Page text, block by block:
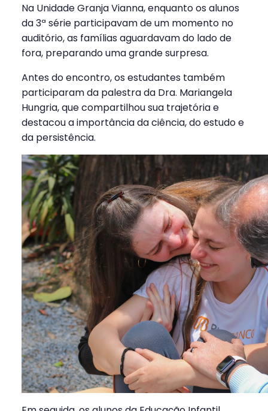
Na Unidade Granja Vianna, enquanto os alunos
da 3ª série participavam de um momento no
auditório, as famílias aguardavam do lado de
fora, preparando uma grande surpresa.
Antes do encontro, os estudantes também
participaram da palestra da Dra. Mariangela
Hungria, que compartilhou sua trajetória e
destacou a importância da ciência, do estudo e
da persistência.